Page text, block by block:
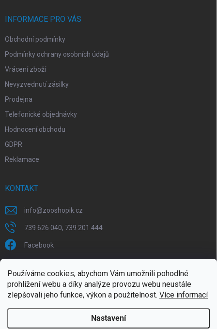
Používáme cookies, abychom Vám umožnili pohodlné
prohlížení webu a díky analýze provozu webu neustále
zlepšovali jeho funkce, výkon a použitelnost. Více informací
Nastavení
INFORMACE PRO VÁS
Obchodní podmínky
Podmínky ochrany osobních údajů
Vrácení zboží
Nevyzvednutí zásilky
Prodejna
Telefonické objednávky
Hodnocení obchodu
GDPR
Reklamace
KONTAKT
info@zooshopik.cz
739 626 040, 739 201 444
Facebook
FACEBOOK
ZOOshopik